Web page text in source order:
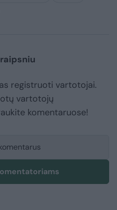
registruoti vartotojai.
vartotojų
komentaruose!